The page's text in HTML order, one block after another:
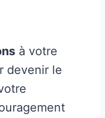
à votre
devenir le